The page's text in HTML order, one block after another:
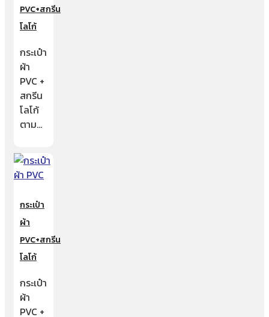
PVC+สกรีน
โลโก้
กระเป๋า
ผ้า
PVC +
สกรีน
โลโก้
ตาม…
กระเป๋า
ผ้า
PVC+สกรีน
โลโก้
กระเป๋า
ผ้า
PVC +